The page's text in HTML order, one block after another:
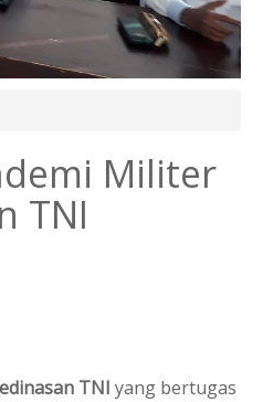
Militer
TNI
TNI yang bertugas